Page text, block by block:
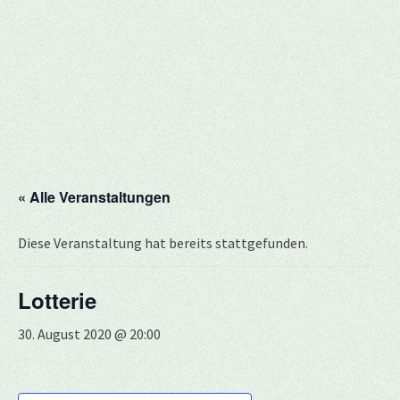
« Alle Veranstaltungen
Diese Veranstaltung hat bereits stattgefunden.
Lotterie
30. August 2020 @ 20:00